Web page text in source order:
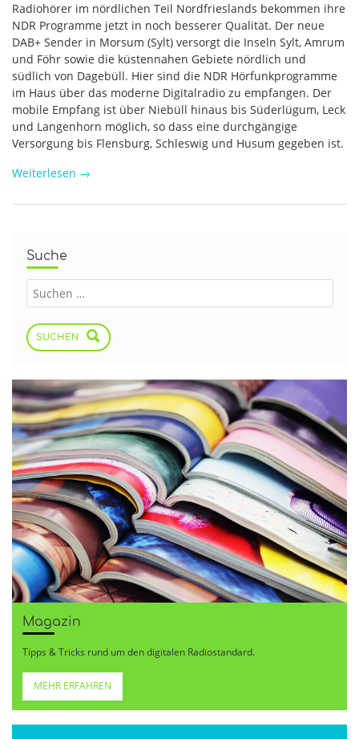
Radiohörer im nördlichen Teil Nordfrieslands bekommen ihre
NDR Programme jetzt in noch besserer Qualität. Der neue
DAB+ Sender in Morsum (Sylt) versorgt die Inseln Sylt, Amrum
und Föhr sowie die küstennahen Gebiete nördlich und
südlich von Dagebüll. Hier sind die NDR Hörfunkprogramme
im Haus über das moderne Digitalradio zu empfangen. Der
mobile Empfang ist über Niebüll hinaus bis Süderlügum, Leck
und Langenhorn möglich, so dass eine durchgängige
Versorgung bis Flensburg, Schleswig und Husum gegeben ist.
Weiterlesen →
Suche
SUCHEN
Magazin
Tipps & Tricks rund um den digitalen Radiostandard.
MEHR ERFAHREN